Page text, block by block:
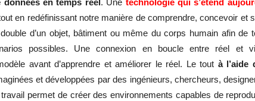
en redéfinissant notre manière de comprendre, concevoir et
d’un objet, bâtiment ou même du corps humain afin de
possibles. Une connexion en boucle entre réel et
avant d’apprendre et améliorer le réel. Le tout à l’aide
et développées par des ingénieurs, chercheurs,
permet de créer des environnements capables de